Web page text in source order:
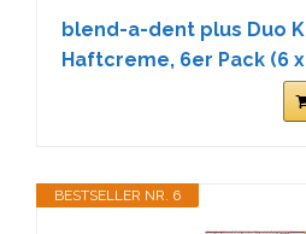
blend-a-dent plus Duo
Haftcreme, 6er Pack (6
BESTSELLER NR. 6